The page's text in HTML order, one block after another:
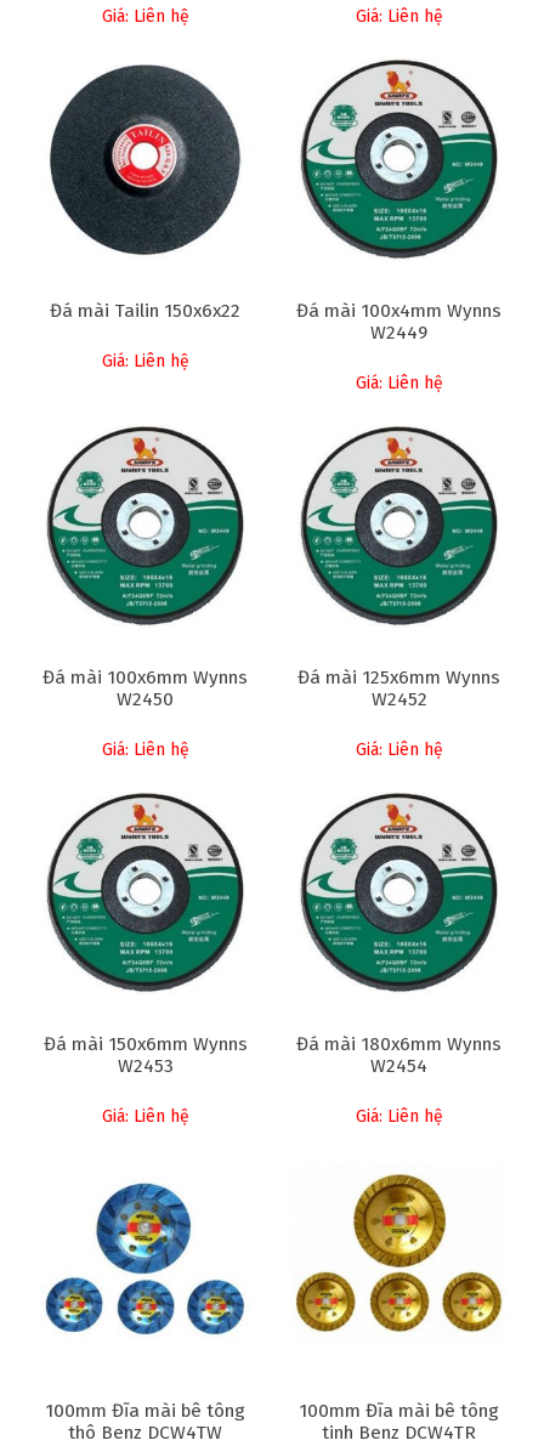
Giá: Liên hệ Giá: Liên hệ
Đá mài Tailin 150x6x22
Giá: Liên hệ
Đá mài 100x4mm Wynns
W2449
Giá: Liên hệ
Đá mài 100x6mm Wynns
W2450
Giá: Liên hệ
Đá mài 125x6mm Wynns
W2452
Giá: Liên hệ
Đá mài 150x6mm Wynns
W2453
Giá: Liên hệ
Đá mài 180x6mm Wynns
W2454
Giá: Liên hệ
100mm Đĩa mài bê tông
thô Benz DCW4TW
100mm Đĩa mài bê tông
tinh Benz DCW4TR